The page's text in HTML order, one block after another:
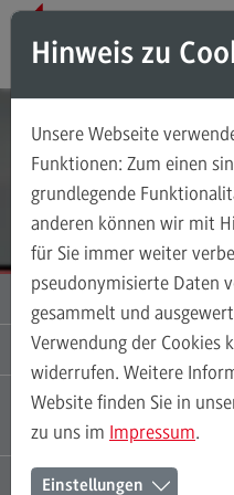
Direkt zum Inhalt
Direkt zum Hauptmenu
Direkt zum Footer
Das Testzentrum
Über uns
Teil des ZHL
(External link)
Studienangebot der
Deltaprüfung
Zielgruppe Deltaprüfung
DELTA- UND EIGNUNGSPRÜFUNG
ZHL Testzentrum
Über uns
DELTAPRÜFUNG
EIGNUNGSPRÜFUNG
TEST AS (TEST FÜR
STUDIERENDE)
KONTAKT
Hinweis zu
Unsere Webseite
Funktionen: Zum einen
grundlegende
anderen können wir mit
für Sie immer weiter
pseudonymisierte Daten
gesammelt und
Verwendung der Cookies
widerrufen. Weitere
Website finden Sie in
zu uns im Impressum.
Einstellungen